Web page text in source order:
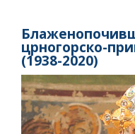
црногорско-
(1938-2020)